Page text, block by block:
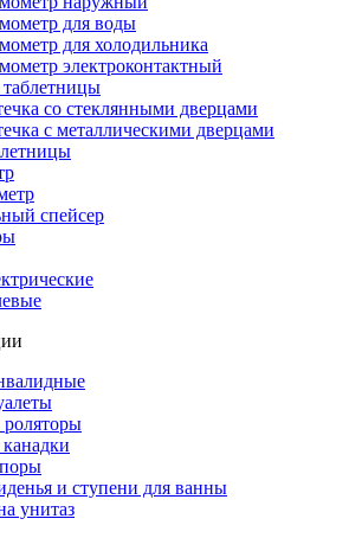
для воды
для холодильника
электроконтактный
со стеклянными дверцами
с металлическими дверцами
спейсер
и ступени для ванны
унитаз